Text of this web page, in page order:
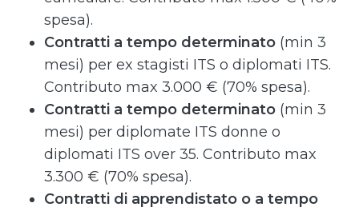
spesa).
Contratti a tempo determinato (min 3
mesi) per ex stagisti ITS o diplomati ITS.
Contributo max 3.000 € (70% spesa).
Contratti a tempo determinato (min 3
mesi) per diplomate ITS donne o
diplomati ITS over 35. Contributo max
3.300 € (70% spesa).
Contratti di apprendistato o a tempo